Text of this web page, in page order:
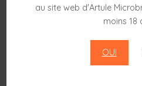
au site web d'Artule
moins 18
OUI